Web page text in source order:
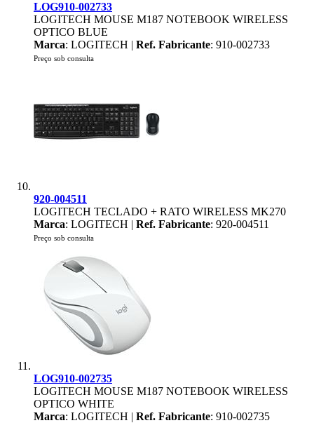
LOG910-002733
LOGITECH MOUSE M187 NOTEBOOK WIRELESS
OPTICO BLUE
Marca: LOGITECH | Ref. Fabricante: 910-002733
Preço sob consulta
920-004511
LOGITECH TECLADO + RATO WIRELESS MK270
Marca: LOGITECH | Ref. Fabricante: 920-004511
Preço sob consulta
LOG910-002735
LOGITECH MOUSE M187 NOTEBOOK WIRELESS
OPTICO WHITE
Marca: LOGITECH | Ref. Fabricante: 910-002735